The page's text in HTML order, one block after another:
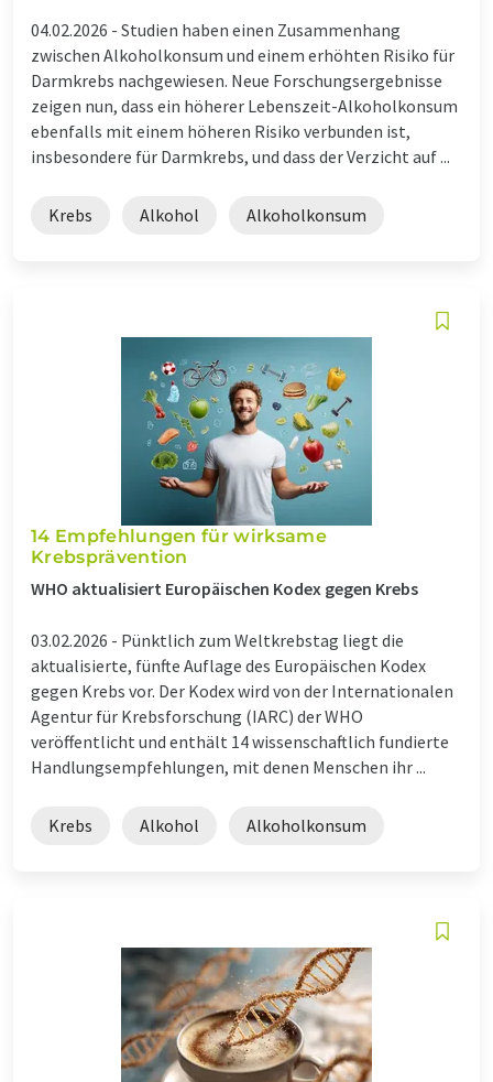
04.02.2026 - Studien haben einen Zusammenhang
zwischen Alkoholkonsum und einem erhöhten Risiko für
Darmkrebs nachgewiesen. Neue Forschungsergebnisse
zeigen nun, dass ein höherer Lebenszeit-Alkoholkonsum
ebenfalls mit einem höheren Risiko verbunden ist,
insbesondere für Darmkrebs, und dass der Verzicht auf ...
Krebs Alkohol Alkoholkonsum
14 Empfehlungen für wirksame
Krebsprävention
WHO aktualisiert Europäischen Kodex gegen Krebs
03.02.2026 - Pünktlich zum Weltkrebstag liegt die
aktualisierte, fünfte Auflage des Europäischen Kodex
gegen Krebs vor. Der Kodex wird von der Internationalen
Agentur für Krebsforschung (IARC) der WHO
veröffentlicht und enthält 14 wissenschaftlich fundierte
Handlungsempfehlungen, mit denen Menschen ihr ...
Krebs Alkohol Alkoholkonsum